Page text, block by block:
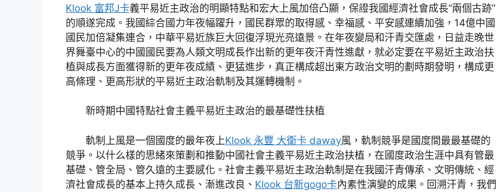
Klook 富邦J卡義平易近主政治的明顯特點和宏大上風加倍凸顯，保證我國經濟社會成長“兩個古跡”
的順遂完成。我國綜合國力年夜幅躍升，國民群眾的取得感、幸福感、平安感連續加強，14億中國
國民加倍凝集連合，中華平易近族巨大回復浮現光亮遠景。在年夜變局和汗青交匯處，日益走晚世
界舞臺中心的中國國民要為人類文明成長作出新的更年夜汗青性進獻，就必定要在平易近主政治扶
植與成長方面獲得新的更年夜成績、更猛進步，真正構成超出東方政治文明的劃時期發明，構成更
高條理、更高形狀的平易近主政治軌制及其運轉機制。
新時期中國特點社會主義平易近主政治的最基礎性扶植
軌制上風是一個國度的最年夜上Klook 永豐 大衛卡 daway風，軌制競爭是國度間最最基礎的
競爭。以什么樣的思緒來策劃和推動中國社會主義平易近主政治扶植，在國度政治生涯中具有管最
基礎、管全局、管久遠的主要感化。社會主義平易近主政治軌制是在我國汗青傳承、文明傳統、經
濟社會成長的基本上持久成長、漸進改良、 Klook 台新gogo卡內素性演變的成果。回溯汗青，我們